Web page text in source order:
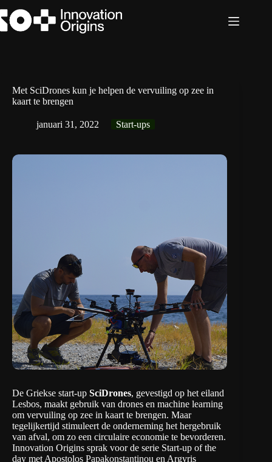
naar
de
Met SciDrones kun je helpen de vervuiling op zee in
kaart te brengen
januari 31, 2022 Start-ups
De Griekse start-up SciDrones, gevestigd op het eiland
Lesbos, maakt gebruik van drones en machine learning
om vervuiling op zee in kaart te brengen. Maar
tegelijkertijd stimuleert de onderneming het hergebruik
van afval, om zo een circulaire economie te bevorderen.
Innovation Origins sprak voorde serie Start-up of the
day met Apostolos Papakonstantinou en Argyris